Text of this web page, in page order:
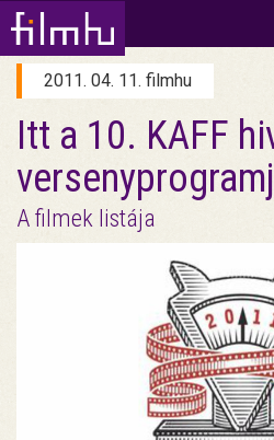
2011. 04. 11. filmhu
Itt a 10. KAFF
A filmek listája